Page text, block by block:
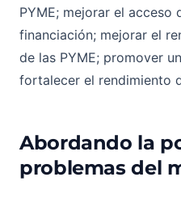
PYME; mejorar el acceso
financiación; mejorar el
de las PYME; promover
fortalecer el rendimiento
Abordando la
problemas del